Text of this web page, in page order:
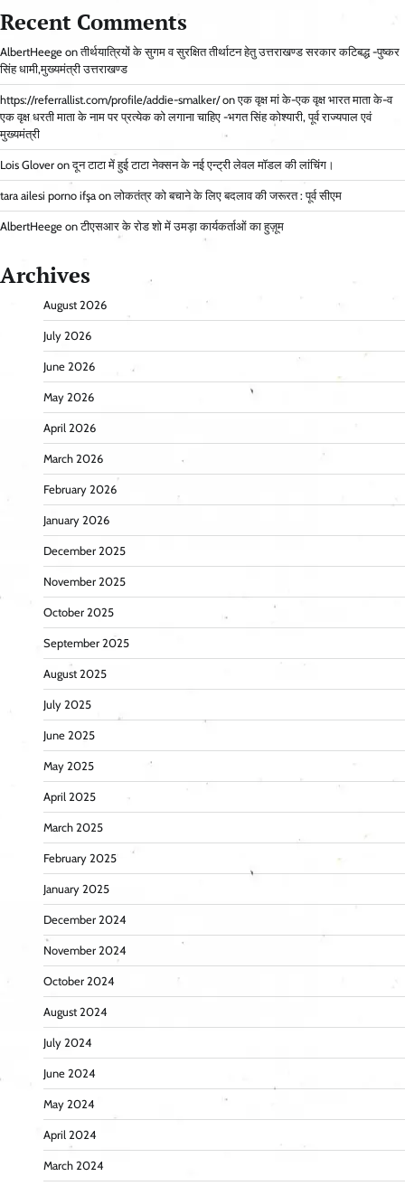
Recent Comments
AlbertHeege onतीर्थयात्रियों के सुगम व सुरक्षित तीर्थाटन हेतु उत्तराखण्ड सरकार कटिबद्ध -पुष्कर
सिंह धामी,मुख्यमंत्री उत्तराखण्ड
https://referrallist.com/profile/addie-smalker/onएक वृक्ष मां के-एक वृक्ष भारत माता के-व
एक वृक्ष धरती माता के नाम पर प्रत्येक को लगाना चाहिए -भगत सिंह कोश्यारी, पूर्व राज्यपाल एवं
मुख्यमंत्री
Lois Glover onदून टाटा में हुई टाटा नेक्सन के नई एन्ट्री लेवल मॉडल की लांचिंग।
tara ailesi porno ifşa onलोकतंत्र को बचाने के लिए बदलाव की जरूरत : पूर्व सीएम
AlbertHeege onटीएसआर के रोड शो में उमड़ा कार्यकर्ताओं का हुज़ूम
Archives
August 2026
July 2026
June 2026
May 2026
April 2026
March 2026
February 2026
January 2026
December 2025
November 2025
October 2025
September 2025
August 2025
July 2025
June 2025
May 2025
April 2025
March 2025
February 2025
January 2025
December 2024
November 2024
October 2024
August 2024
July 2024
June 2024
May 2024
April 2024
March 2024